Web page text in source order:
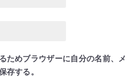
ためブラウザーに自分の名前、メ
存する。